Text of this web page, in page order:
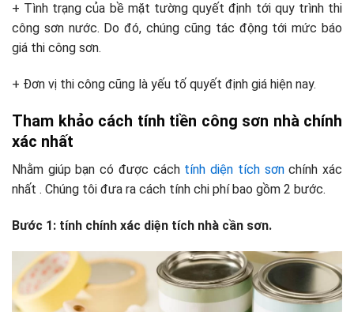
+ Tình trạng của bề mặt tường quyết định tới quy trình thi
công sơn nước. Do đó, chúng cũng tác động tới mức báo
giá thi công sơn.
+ Đơn vị thi công cũng là yếu tố quyết định giá hiện nay.
Tham khảo cách tính tiền công sơn nhà chính
xác nhất
Nhằm giúp bạn có được cách tính diện tích sơnchính xác
nhất . Chúng tôi đưa ra cách tính chi phí bao gồm 2 bước.
Bước 1: tính chính xác diện tích nhà cần sơn.